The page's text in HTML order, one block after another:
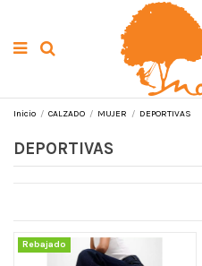
Inicio CALZADO MUJER DEPORTIVAS
DEPORTIVAS
Rebajado